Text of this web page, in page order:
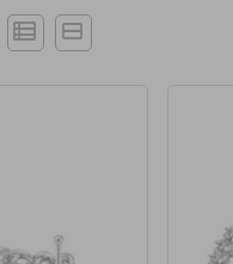
view_list view_stream